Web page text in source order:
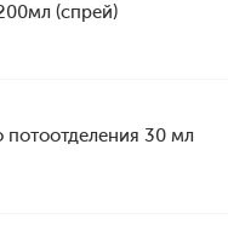
(спрей)
потоотделения 30 мл